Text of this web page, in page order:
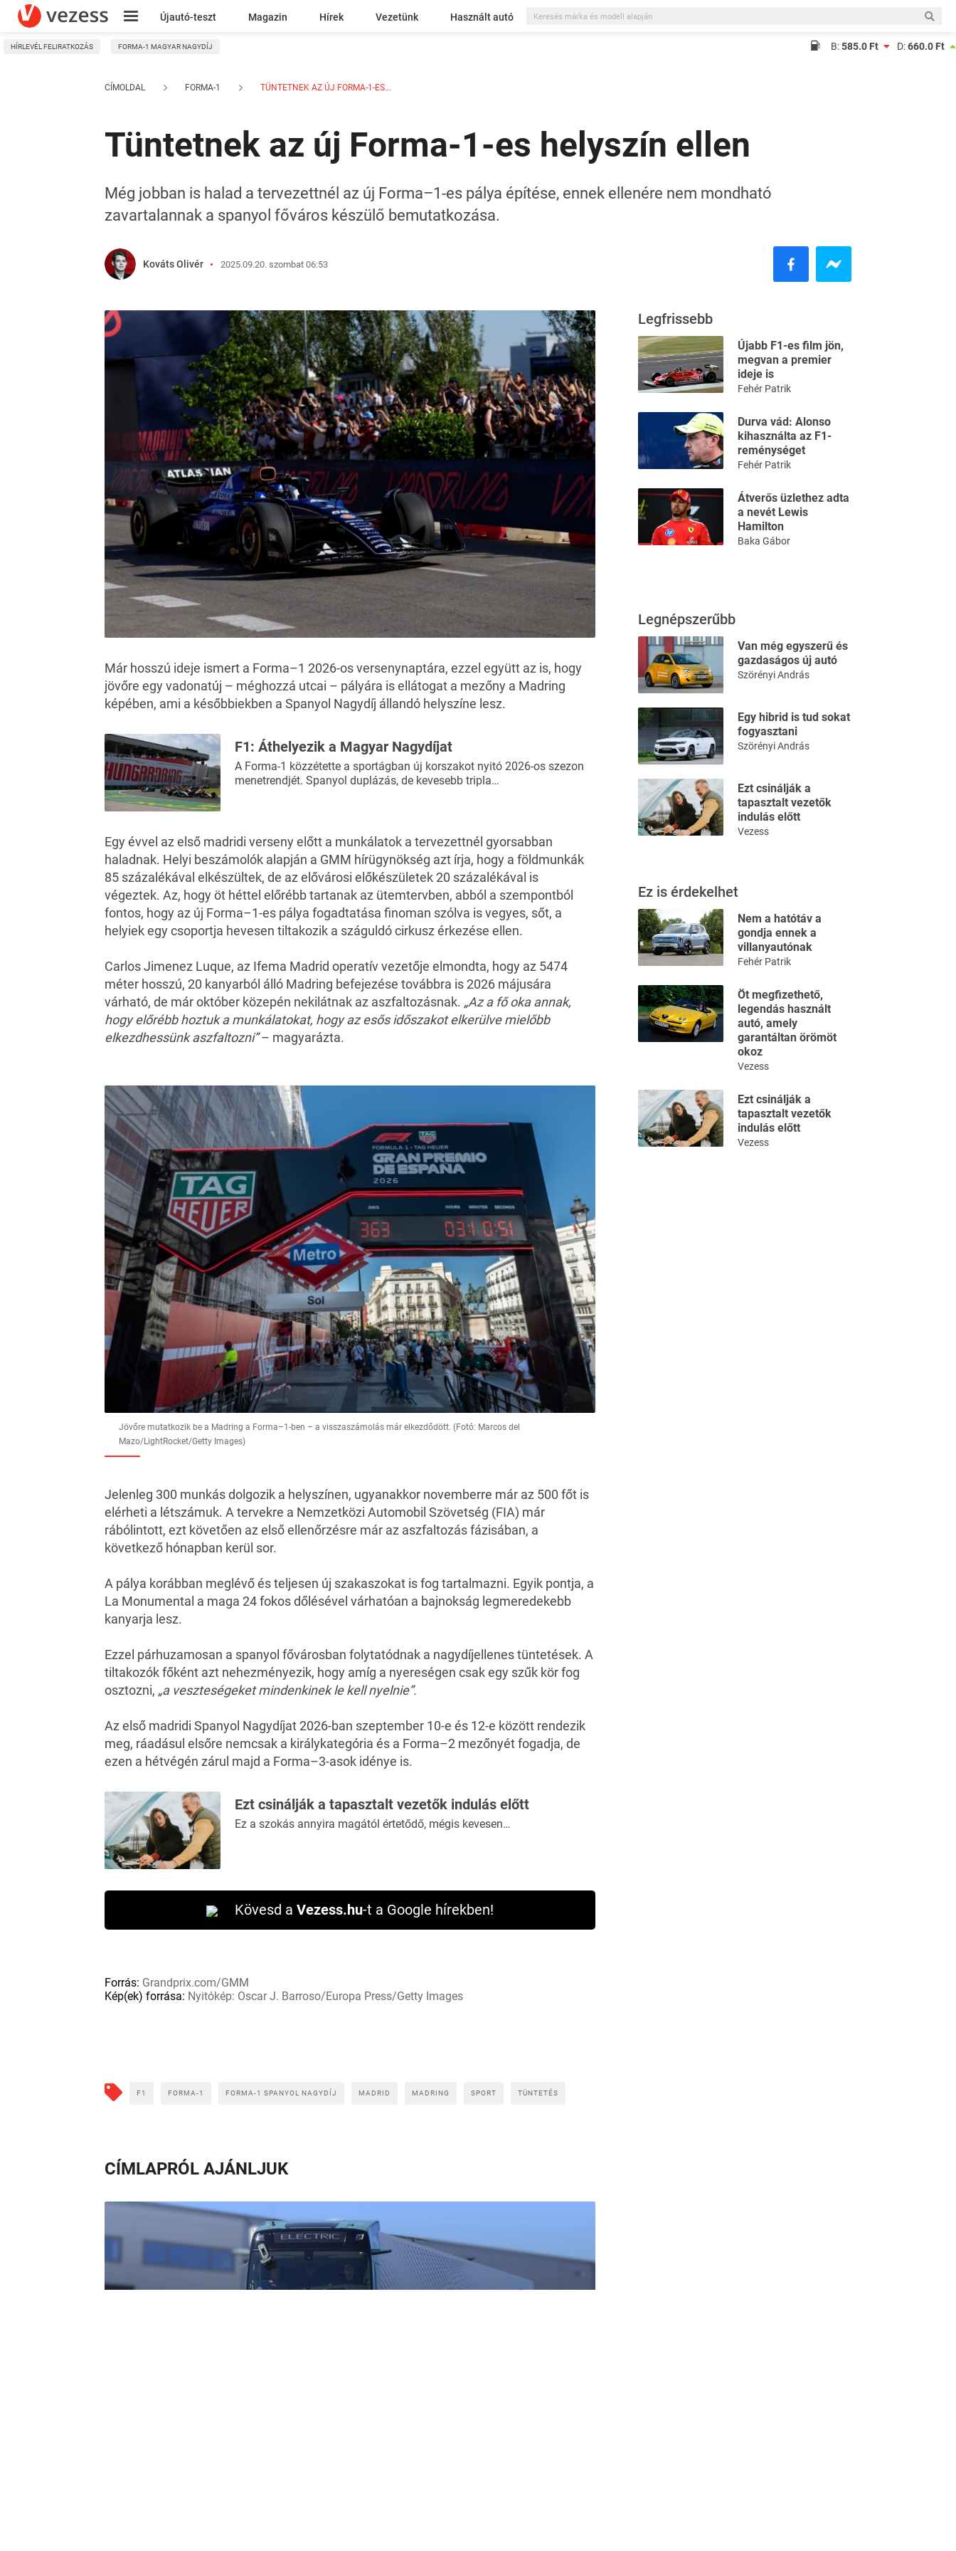
Újautó-teszt Magazin Hírek Vezetünk Használt autó
Kresz
HÍRLEVÉL FELIRATKOZÁS FORMA-1 MAGYAR NAGYDÍJ B:585.0 Ft D:660.0 Ft
CÍMOLDAL FORMA-1 TÜNTETNEK AZ ÚJ FORMA-1-ES...
Tüntetnek az új Forma-1-es helyszín ellen
Még jobban is halad a tervezettnél az új Forma–1-es pálya építése, ennek ellenére nem mondható
zavartalannak a spanyol főváros készülő bemutatkozása.
Kováts Olivér 2025.09.20. szombat 06:53
Már hosszú ideje ismert a Forma–1 2026-os versenynaptára, ezzel együtt az is, hogy
jövőre egy vadonatúj – méghozzá utcai – pályára is ellátogat a mezőny a Madring
képében, ami a későbbiekben a Spanyol Nagydíj állandó helyszíne lesz.
F1: Áthelyezik a Magyar Nagydíjat
A Forma-1 közzétette a sportágban új korszakot nyitó 2026-os szezon
menetrendjét. Spanyol duplázás, de kevesebb tripla…
Egy évvel az első madridi verseny előtt a munkálatok a tervezettnél gyorsabban
haladnak. Helyi beszámolók alapján a GMM hírügynökség azt írja, hogy a földmunkák
85 százalékával elkészültek, de az elővárosi előkészületek 20 százalékával is
végeztek. Az, hogy öt héttel előrébb tartanak az ütemtervben, abból a szempontból
fontos, hogy az új Forma–1-es pálya fogadtatása finoman szólva is vegyes, sőt, a
helyiek egy csoportja hevesen tiltakozik a száguldó cirkusz érkezése ellen.
Carlos Jimenez Luque, az Ifema Madrid operatív vezetője elmondta, hogy az 5474
méter hosszú, 20 kanyarból álló Madring befejezése továbbra is 2026 májusára
várható, de már október közepén nekilátnak az aszfaltozásnak. „Az a fő oka annak,
hogy előrébb hoztuk a munkálatokat, hogy az esős időszakot elkerülve mielőbb
elkezdhessünk aszfaltozni”– magyarázta.
Jövőre mutatkozik be a Madring a Forma–1-ben – a visszaszámolás már elkezdődött. (Fotó: Marcos del
Mazo/LightRocket/Getty Images)
Jelenleg 300 munkás dolgozik a helyszínen, ugyanakkor novemberre már az 500 főt is
elérheti a létszámuk. A tervekre a Nemzetközi Automobil Szövetség (FIA) már
rábólintott, ezt követően az első ellenőrzésre már az aszfaltozás fázisában, a
következő hónapban kerül sor.
A pálya korábban meglévő és teljesen új szakaszokat is fog tartalmazni. Egyik pontja, a
La Monumental a maga 24 fokos dőlésével várhatóan a bajnokság legmeredekebb
kanyarja lesz.
Ezzel párhuzamosan a spanyol fővárosban folytatódnak a nagydíjellenes tüntetések. A
tiltakozók főként azt nehezményezik, hogy amíg a nyereségen csak egy szűk kör fog
osztozni, „a veszteségeket mindenkinek le kell nyelnie”.
Az első madridi Spanyol Nagydíjat 2026-ban szeptember 10-e és 12-e között rendezik
meg, ráadásul elsőre nemcsak a királykategória és a Forma–2 mezőnyét fogadja, de
ezen a hétvégén zárul majd a Forma–3-asok idénye is.
Ezt csinálják a tapasztalt vezetők indulás előtt
Ez a szokás annyira magától értetődő, mégis kevesen…
Kövesd a Vezess.hu-t a Google hírekben!
Forrás: Grandprix.com/GMM
Kép(ek) forrása: Nyitókép: Oscar J. Barroso/Europa Press/Getty Images
F1 FORMA-1 FORMA-1 SPANYOL NAGYDÍJ MADRID MADRING SPORT TÜNTETÉS
CÍMLAPRÓL AJÁNLJUK
Legfrissebb
Újabb F1-es film jön,
megvan a premier
ideje is
Fehér Patrik
Durva vád: Alonso
kihasználta az F1-
reménységet
Fehér Patrik
Átverős üzlethez adta
a nevét Lewis
Hamilton
Baka Gábor
Legnépszerűbb
Van még egyszerű és
gazdaságos új autó
Szörényi András
Egy hibrid is tud sokat
fogyasztani
Szörényi András
Ezt csinálják a
tapasztalt vezetők
indulás előtt
Vezess
Ez is érdekelhet
Nem a hatótáv a
gondja ennek a
villanyautónak
Fehér Patrik
Öt megfizethető,
legendás használt
autó, amely
garantáltan örömöt
okoz
Vezess
Ezt csinálják a
tapasztalt vezetők
indulás előtt
Vezess